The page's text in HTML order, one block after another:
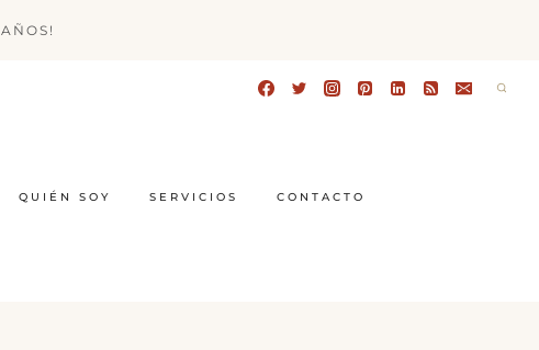
AÑOS!
QUIÉN SOY SERVICIOS CONTACTO